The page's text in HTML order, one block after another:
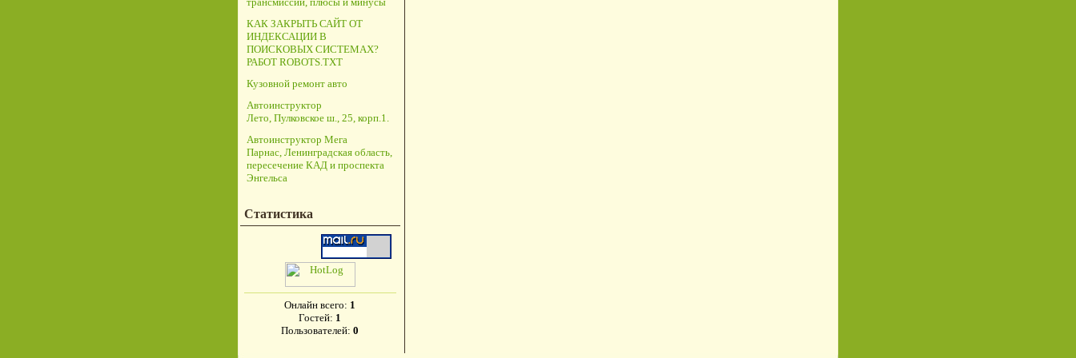
КАК ЗАКРЫТЬ САЙТ ОТ
ИНДЕКСАЦИИ В
ПОИСКОВЫХ СИСТЕМАХ?
РАБОТ ROBOTS.TXT
Кузовной ремонт авто
Автоинструктор
Лето, Пулковское ш., 25, корп.1.
Автоинструктор Мега
Парнас, Ленинградская область,
пересечение КАД и проспекта
Энгельса
Статистика
Онлайн всего: 1
Гостей: 1
Пользователей: 0